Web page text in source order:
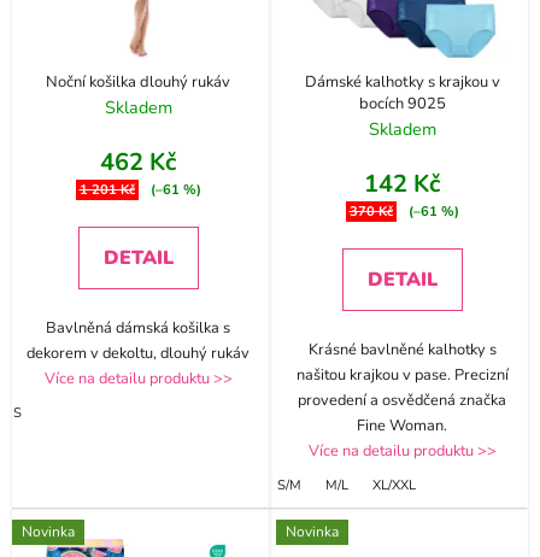
Noční košilka dlouhý rukáv
Skladem
462 Kč
1 201 Kč (–61 %)
DETAIL
Bavlněná dámská košilka s
dekorem v dekoltu, dlouhý rukáv
Více na detailu produktu >>
S
Dámské kalhotky s krajkou v
bocích 9025
Skladem
142 Kč
370 Kč (–61 %)
DETAIL
Krásné bavlněné kalhotky s
našitou krajkou v pase. Precizní
provedení a osvědčená značka
Fine Woman.
Více na detailu produktu >>
S/M M/L XL/XXL
Novinka Novinka